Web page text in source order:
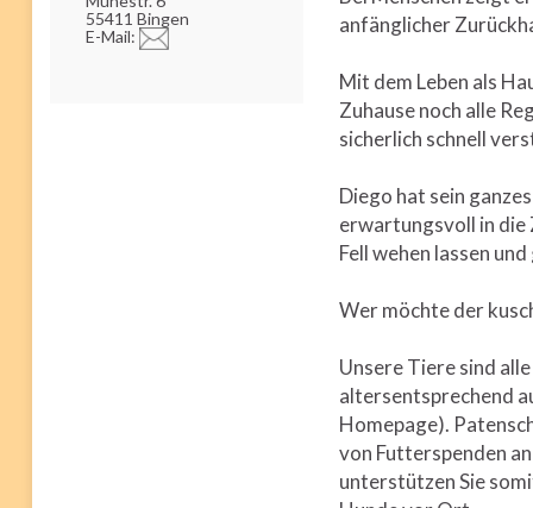
55411 Bingen
E-Mail:
anfänglicher
Mit dem Leben als
Zuhause noch alle
sicherlich schnell
Diego hat sein
erwartungsvoll in die
Fell wehen lassen
Wer möchte der
Unsere Tiere sind
altersentsprechend
Homepage).
von Futterspenden
unterstützen Sie